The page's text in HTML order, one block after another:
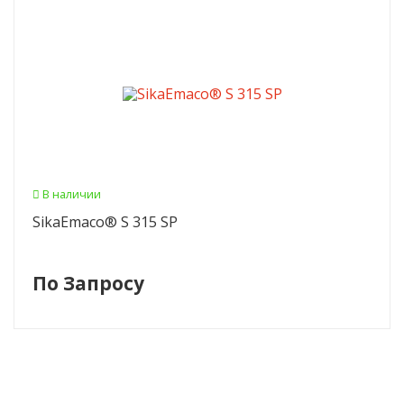
В наличии
SikaEmaco® S 315 SP
По Запросу